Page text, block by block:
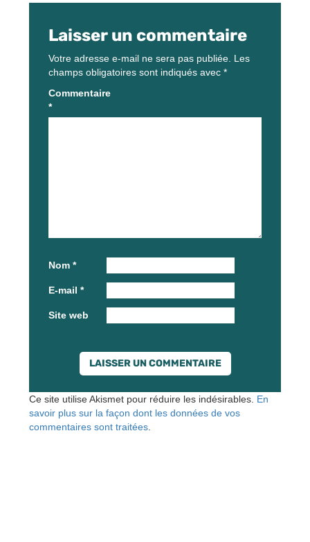
Laisser un commentaire
Votre adresse e-mail ne sera pas publiée. Les
champs obligatoires sont indiqués avec *
Commentaire
*
Nom *
E-mail *
Site web
Ce site utilise Akismet pour réduire les indésirables. En
savoir plus sur la façon dont les données de vos
commentaires sont traitées